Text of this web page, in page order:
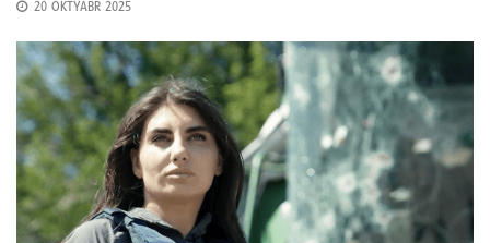
20 OKTYABR 2025